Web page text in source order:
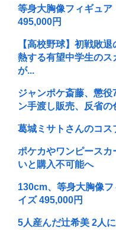
等身大胸像フィギュ
495,000円
【高校野球】初戦敗
熱する有望中学生の
が...
ジャンポケ斎藤、懲
ン手渡し販売、反省
葛城ミサトさんのコ
ポケカやワンピース
いと購入不可能へ
130cm、等身大胸像
イズ 495,000円
5人産んだ辻希美 2人